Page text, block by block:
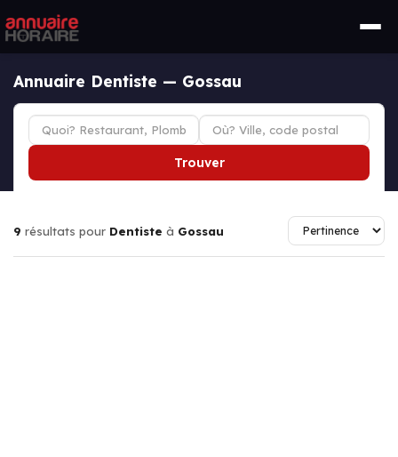
Annuaire Dentiste — Gossau
Trouver
9 résultats pour Dentiste à Gossau